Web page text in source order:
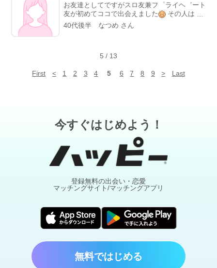
お友達としてですがスロ友兼フ゜ライヘ゛ート
友が初めてココで出会えました
その人は自
宅へも来て自宅の二階（亡き父の部屋）で仕事
をして帰りました
静かに仕事が出来たよ あ
き着けのホールに打ちに来がてら私に会いに行
す だけど出会い系で心底信頼出来る フ゜ライ
達が出来るとは思ってなかったなぁ (^^;) 今日
か明後日 初めて会う人も楽しみです
くホールはマニアックな懐かしい機種がいっぱ
いあり スロ友さんが初めて私の行き着けのホ
ールに来ると店内ク゛ルク゛ル うわぁ 懐かし
い機種いっぱい
あれも打ちたい これも打ち
今日か明後日来る男性はコ゛ット゛系が
お好みのようで ハーテ゛ス 凱旋ありますか？
して有り得ない爆裂してます と伝えました
こんな私でも友達として大切にしてくれる人が
現れるなんてハヒ゜メに感謝
うです
ありがとー(≧ω≦)ｂ
40代後半 なつめ さん
5 / 13
First < 1 2 3 4 5 6 7 8 9 > Last
今すぐはじめよう！
登録無料の出会い・恋愛
マッチングサイト/マッチングアプリ
無料ではじめる